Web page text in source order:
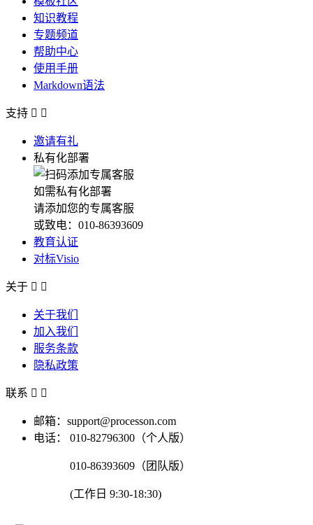
知识教程
专题频道
帮助中心
使用手册
Markdown语法
支持  
邀请有礼
私有化部署
如需私有化部署
请添加您的专属客服
或致电：010-86393609
教育认证
对标Visio
关于  
关于我们
加入我们
服务条款
隐私政策
联系  
邮箱：support@processon.com
电话：
010-82796300（个人版）
010-86393609（团队版）
(工作日 9:30-18:30)